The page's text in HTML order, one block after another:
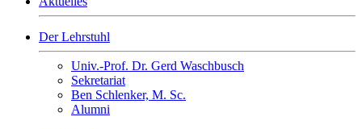
Der Lehrstuhl
Univ.-Prof. Dr. Gerd Waschbusch
Sekretariat
Ben Schlenker, M. Sc.
Alumni